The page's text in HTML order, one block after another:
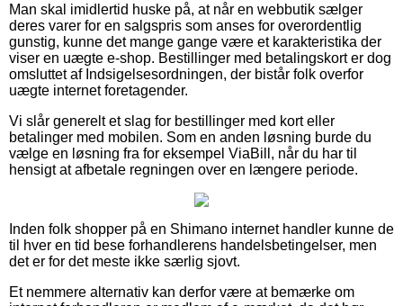
Man skal imidlertid huske på, at når en webbutik sælger
deres varer for en salgspris som anses for overordentlig
gunstig, kunne det mange gange være et karakteristika der
viser en uægte e-shop. Bestillinger med betalingskort er dog
omsluttet af Indsigelsesordningen, der bistår folk overfor
uægte internet foretagender.
Vi slår generelt et slag for bestillinger med kort eller
betalinger med mobilen. Som en anden løsning burde du
vælge en løsning fra for eksempel ViaBill, når du har til
hensigt at afbetale regningen over en længere periode.
Inden folk shopper på en Shimano internet handler kunne de
til hver en tid bese forhandlerens handelsbetingelser, men
det er for det meste ikke særlig sjovt.
Et nemmere alternativ kan derfor være at bemærke om